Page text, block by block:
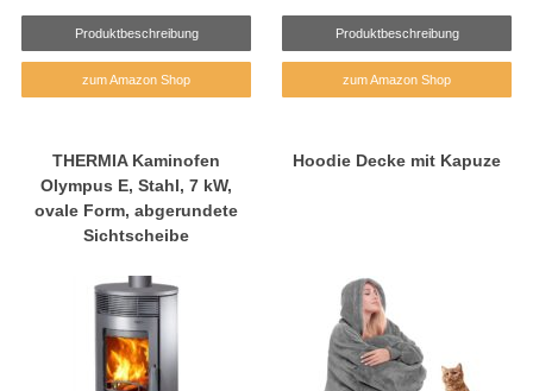
Produktbeschreibung
zum Amazon Shop
Produktbeschreibung
zum Amazon Shop
THERMIA Kaminofen
Olympus E, Stahl, 7 kW,
ovale Form, abgerundete
Sichtscheibe
Hoodie Decke mit Kapuze